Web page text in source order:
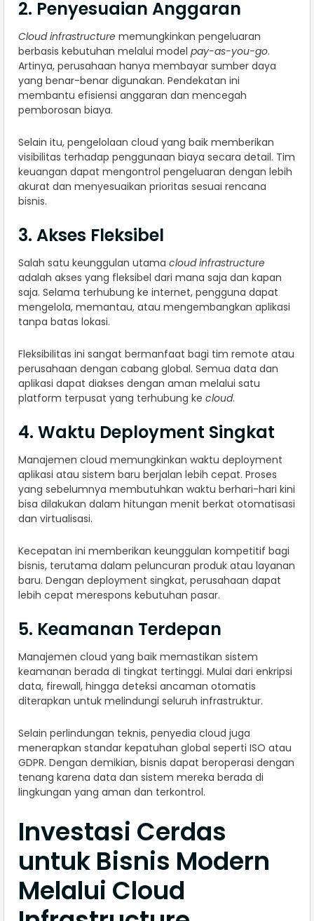
2. Penyesuaian Anggaran
Cloud infrastructure memungkinkan pengeluaran
berbasis kebutuhan melalui model pay-as-you-go.
Artinya, perusahaan hanya membayar sumber daya
yang benar-benar digunakan. Pendekatan ini
membantu efisiensi anggaran dan mencegah
pemborosan biaya.
Selain itu, pengelolaan cloud yang baik memberikan
visibilitas terhadap penggunaan biaya secara detail. Tim
keuangan dapat mengontrol pengeluaran dengan lebih
akurat dan menyesuaikan prioritas sesuai rencana
bisnis.
3. Akses Fleksibel
Salah satu keunggulan utama cloud infrastructure
adalah akses yang fleksibel dari mana saja dan kapan
saja. Selama terhubung ke internet, pengguna dapat
mengelola, memantau, atau mengembangkan aplikasi
tanpa batas lokasi.
Fleksibilitas ini sangat bermanfaat bagi tim remote atau
perusahaan dengan cabang global. Semua data dan
aplikasi dapat diakses dengan aman melalui satu
platform terpusat yang terhubung ke cloud.
4. Waktu Deployment Singkat
Manajemen cloud memungkinkan waktu deployment
aplikasi atau sistem baru berjalan lebih cepat. Proses
yang sebelumnya membutuhkan waktu berhari-hari kini
bisa dilakukan dalam hitungan menit berkat otomatisasi
dan virtualisasi.
Kecepatan ini memberikan keunggulan kompetitif bagi
bisnis, terutama dalam peluncuran produk atau layanan
baru. Dengan deployment singkat, perusahaan dapat
lebih cepat merespons kebutuhan pasar.
5. Keamanan Terdepan
Manajemen cloud yang baik memastikan sistem
keamanan berada di tingkat tertinggi. Mulai dari enkripsi
data, firewall, hingga deteksi ancaman otomatis
diterapkan untuk melindungi seluruh infrastruktur.
Selain perlindungan teknis, penyedia cloud juga
menerapkan standar kepatuhan global seperti ISO atau
GDPR. Dengan demikian, bisnis dapat beroperasi dengan
tenang karena data dan sistem mereka berada di
lingkungan yang aman dan terkontrol.
Investasi Cerdas
untuk Bisnis Modern
Melalui Cloud